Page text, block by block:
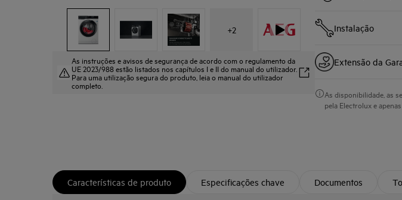
+2
As instruções e avisos de segurança de acordo com o regulamento da
UE 2023/988 estão listados nos capítulos I e II do manual do utilizador.
Para uma utilização segura do produto, leia o manual do utilizador
completo.
Instalação
Extensão da
As disponibilidade, as
pela Electrolux e
Características de produto Especificações chave Documentos